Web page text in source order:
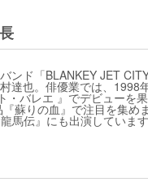
ンド「BLANKEY JET
達也。俳優業では、1998
・バレエ 』でデビューを
蘇りの血』で注目を集め
馬伝』にも出演していま